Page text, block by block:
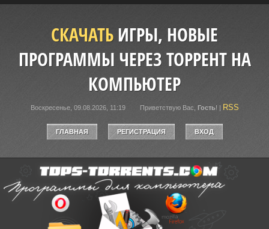
СКАЧАТЬИГРЫ, НОВЫЕ
ПРОГРАММЫ ЧЕРЕЗ ТОРРЕНТ НА
КОМПЬЮТЕР
Воскресенье, 09.08.2026, 11:19 Приветствую Вас Гость! | RSS
ГЛАВНАЯ РЕГИСТРАЦИЯ ВХОД